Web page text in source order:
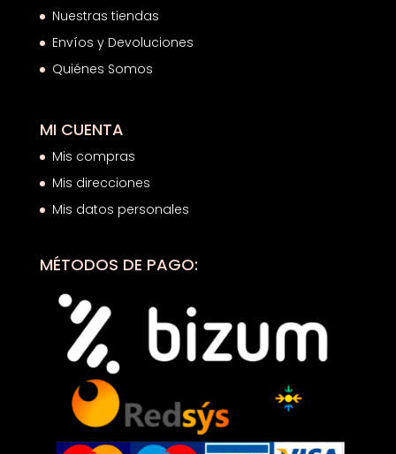
Nuestras tiendas
Envíos y Devoluciones
Quiénes Somos
MI CUENTA
Mis compras
Mis direcciones
Mis datos personales
MÉTODOS DE PAGO: